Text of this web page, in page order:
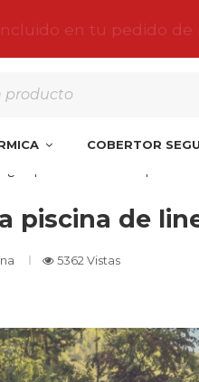
en tu pedido
COBERTOR
piscina de
5362 Vistas